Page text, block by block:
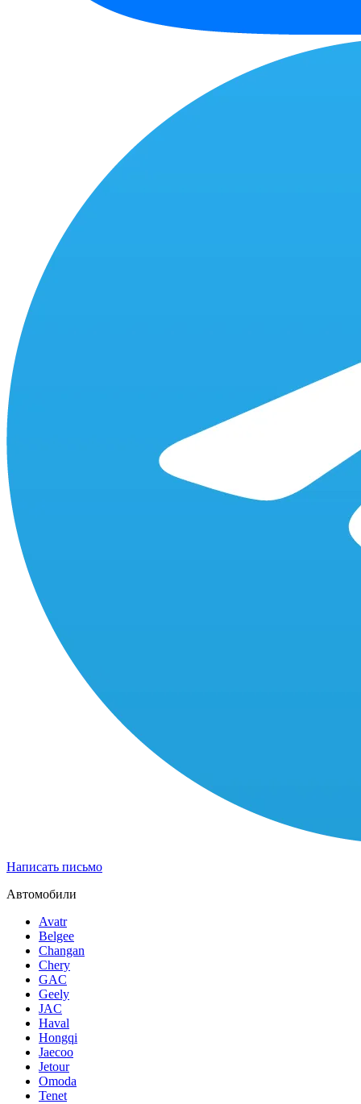
Написать письмо
Автомобили
Avatr
Belgee
Changan
Chery
GAC
Geely
JAC
Haval
Hongqi
Jaecoo
Jetour
Omoda
Tenet